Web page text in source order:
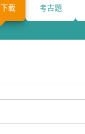
載 考古題
台鐵從業人員